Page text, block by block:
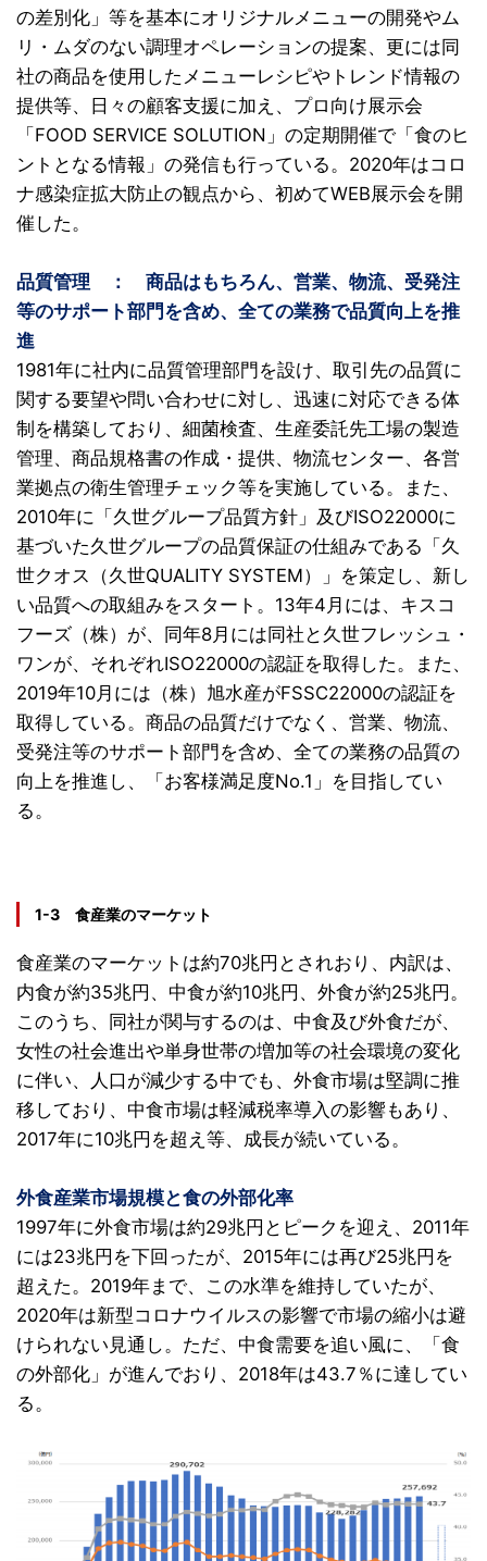
の差別化」等を基本にオリジナルメニューの開発やム
リ・ムダのない調理オペレーションの提案、更には同
社の商品を使用したメニューレシピやトレンド情報の
提供等、日々の顧客支援に加え、プロ向け展示会
「FOOD SERVICE SOLUTION」の定期開催で「食のヒ
ントとなる情報」の発信も行っている。2020年はコロ
ナ感染症拡大防止の観点から、初めてWEB展示会を開
催した。
品質管理 ：
商品はもちろん、営業、物流、受発注
等のサポート部門を含め、全ての業務で品質向上を推
進
1981年に社内に品質管理部門を設け、取引先の品質に
関する要望や問い合わせに対し、迅速に対応できる体
制を構築しており、細菌検査、生産委託先工場の製造
管理、商品規格書の作成・提供、物流センター、各営
業拠点の衛生管理チェック等を実施している。また、
2010年に「久世グループ品質方針」及びISO22000に
基づいた久世グループの品質保証の仕組みである「久
世クオス（久世QUALITY SYSTEM）」を策定し、新し
い品質への取組みをスタート。13年4月には、キスコ
フーズ（株）が、同年8月には同社と久世フレッシュ・
ワンが、それぞれISO22000の認証を取得した。また、
2019年10月には（株）旭水産がFSSC22000の認証を
取得している。商品の品質だけでなく、営業、物流、
受発注等のサポート部門を含め、全ての業務の品質の
向上を推進し、「お客様満足度No.1」を目指してい
る。
1-3 食産業のマーケット
食産業のマーケットは約70兆円とされおり、内訳は、
内食が約35兆円、中食が約10兆円、外食が約25兆円。
このうち、同社が関与するのは、中食及び外食だが、
女性の社会進出や単身世帯の増加等の社会環境の変化
に伴い、人口が減少する中でも、外食市場は堅調に推
移しており、中食市場は軽減税率導入の影響もあり、
2017年に10兆円を超え等、成長が続いている。
外食産業市場規模と食の外部化率
1997年に外食市場は約29兆円とピークを迎え、2011年
には23兆円を下回ったが、2015年には再び25兆円を
超えた。2019年まで、この水準を維持していたが、
2020年は新型コロナウイルスの影響で市場の縮小は避
けられない見通し。ただ、中食需要を追い風に、「食
の外部化」が進んでおり、2018年は43.7％に達してい
る。